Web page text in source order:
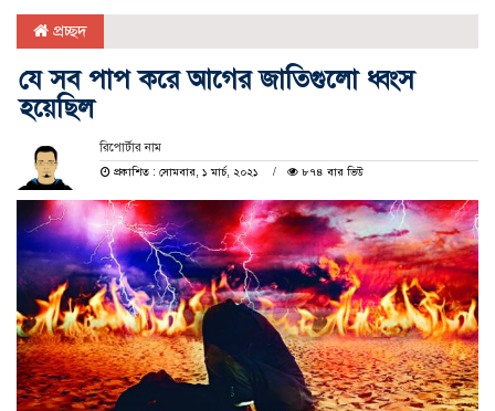
প্রচ্ছদ
যে সব পাপ করে আগের জাতিগুলো ধ্বংস
হয়েছিল
রিপোর্টার নাম
প্রকাশিত : সোমবার, ১ মার্চ, ২০২১
৮৭৪ বার ভিউ